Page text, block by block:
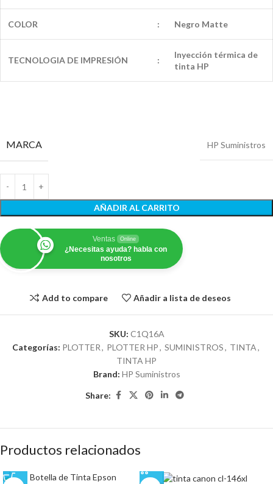
COLOR : Negro Matte
TECNOLOGIA DE IMPRESIÓN :
Inyección térmica de
tinta HP
MARCA HP Suministros
AÑADIR AL CARRITO
Ventas Online
¿Necesitas ayuda? habla con
nosotros
Add to compare Añadir a lista de deseos
SKU: C1Q16A
Categorías: PLOTTER, PLOTTER HP, SUMINISTROS, TINTA,
TINTA HP
Brand: HP Suministros
Share:
Productos relacionados